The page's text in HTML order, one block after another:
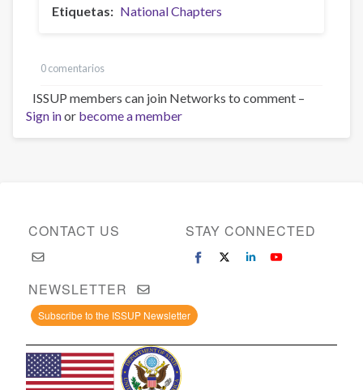
Etiquetas
National Chapters
0 comentarios
ISSUP members can join Networks to comment –
Sign inor become a member
CONTACT US STAY CONNECTED
NEWSLETTER
Subscribe to the ISSUP Newsletter